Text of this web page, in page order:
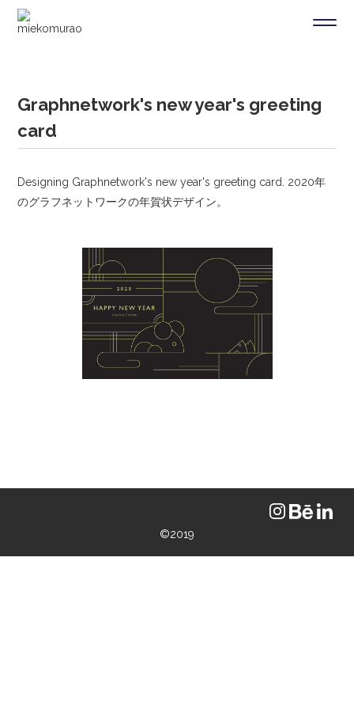
Graphnetwork's new year's greeting
card
Designing Graphnetwork's new year's greeting card. 2020年
のグラフネットワークの年賀状デザイン。
©2019